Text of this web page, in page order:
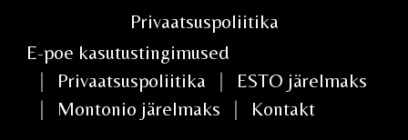
Privaatsuspoliitika
E-poe kasutustingimused
Privaatsuspoliitika
ESTO järelmaks
Montonio järelmaks
Kontakt